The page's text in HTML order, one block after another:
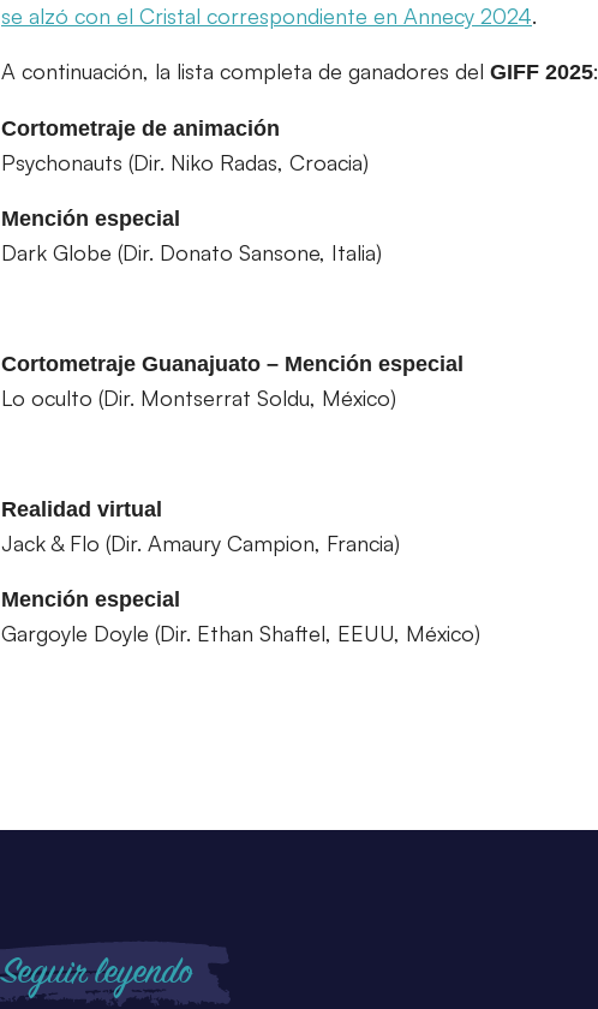
se alzó con el Cristal correspondiente en Annecy 2024.
A continuación, la lista completa de ganadores del GIFF 2025:
Cortometraje de animación
Psychonauts (Dir. Niko Radas, Croacia)
Mención especial
Dark Globe (Dir. Donato Sansone, Italia)
Cortometraje Guanajuato – Mención especial
Lo oculto (Dir. Montserrat Soldu, México)
Realidad virtual
Jack & Flo (Dir. Amaury Campion, Francia)
Mención especial
Gargoyle Doyle (Dir. Ethan Shaftel, EEUU, México)
Seguir leyendo